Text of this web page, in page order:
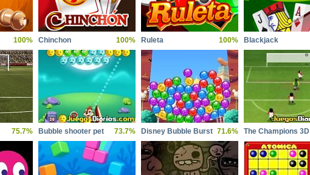
100% Chinchon 100% Ruleta 100% Blackjack
75.7% Bubble shooter pet 73.7% Disney Bubble Burst 71.6% The Champions 3D